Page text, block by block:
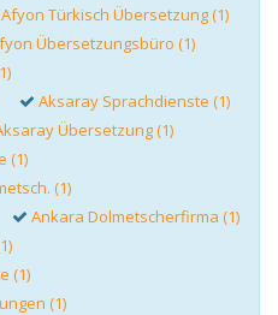
Afyon Türkisch Übersetzung (1)
Übersetzungsbüro (1)
Aksaray Sprachdienste (1)
Übersetzung (1)
(1)
(1)
Ankara Dolmetscherfirma (1)
(1)
(1)